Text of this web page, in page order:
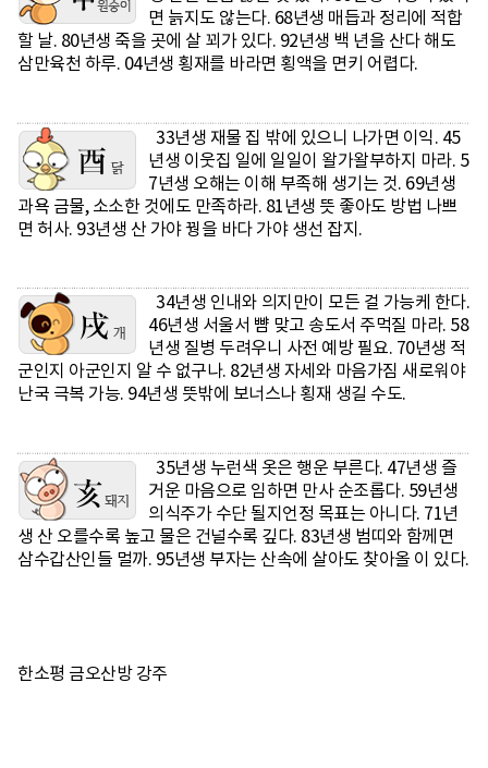
면 늙지도 않는다. 68년생 매듭과 정리에 적합
할 날. 80년생 죽을 곳에 살 꾀가 있다. 92년생 백 년을 산다 해도
삼만육천 하루. 04년생 횡재를 바라면 횡액을 면키 어렵다.
33년생 재물 집 밖에 있으니 나가면 이익. 45
년생 이웃집 일에 일일이 왈가왈부하지 마라. 5
7년생 오해는 이해 부족해 생기는 것. 69년생
과욕 금물, 소소한 것에도 만족하라. 81년생 뜻 좋아도 방법 나쁘
면 허사. 93년생 산 가야 꿩을 바다 가야 생선 잡지.
34년생 인내와 의지만이 모든 걸 가능케 한다.
46년생 서울서 뺨 맞고 송도서 주먹질 마라. 58
년생 질병 두려우니 사전 예방 필요. 70년생 적
군인지 아군인지 알 수 없구나. 82년생 자세와 마음가짐 새로워야
난국 극복 가능. 94년생 뜻밖에 보너스나 횡재 생길 수도.
35년생 누런색 옷은 행운 부른다. 47년생 즐
거운 마음으로 임하면 만사 순조롭다. 59년생
의식주가 수단 될지언정 목표는 아니다. 71년
생 산 오를수록 높고 물은 건널수록 깊다. 83년생 범띠와 함께면
삼수갑산인들 멀까. 95년생 부자는 산속에 살아도 찾아올 이 있다.
한소평 금오산방 강주